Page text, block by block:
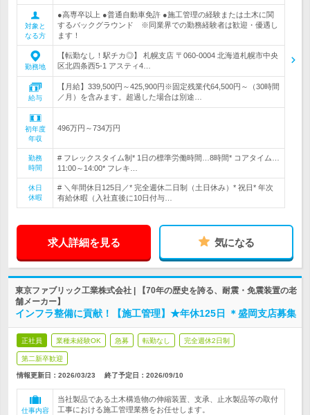
対象と
なる方
●高専卒以上 ●普通自動車免許 ●施工管理の経験または土木に関
するバックグラウンド ※同業界での勤務経験者は歓迎・優遇し
ます！
勤務地
【転勤なし！駅チカ◎】 札幌支店 〒060-0004 北海道札幌市中央
区北四条西5-1 アスティ4…
給与
【月給】339,500円～425,900円※固定残業代64,500円～（30時間
／月）を含みます。超過した場合は別途…
初年度
年収
496万円～734万円
勤務
時間
# フレックスタイム制* 1日の標準労働時間…8時間* コアタイム…
11:00～14:00* フレキ…
休日
休暇
# ＼年間休日125日／* 完全週休二日制（土日休み）* 祝日* 年次
有給休暇（入社直後に10日付与…
求人詳細を見る 気になる
東京ファブリック工業株式会社 | 【70年の歴史を誇る、耐震・免震装置の老
舗メーカー】
インフラ整備に貢献！【施工管理】★年休125日 ＊盛岡支店募集
正社員 業種未経験OK 急募 転勤なし 完全週休2日制
第二新卒歓迎
情報更新日：2026/03/23 終了予定日： 2026/09/10
仕事内容
当社製品である土木構造物の伸縮装置、支承、止水製品等の取付
工事における施工管理業務をお任せします。